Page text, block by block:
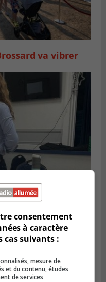
va vibrer
candidats
consentement
à caractère
cas suivants :
mesure de
et du contenu, études
de services